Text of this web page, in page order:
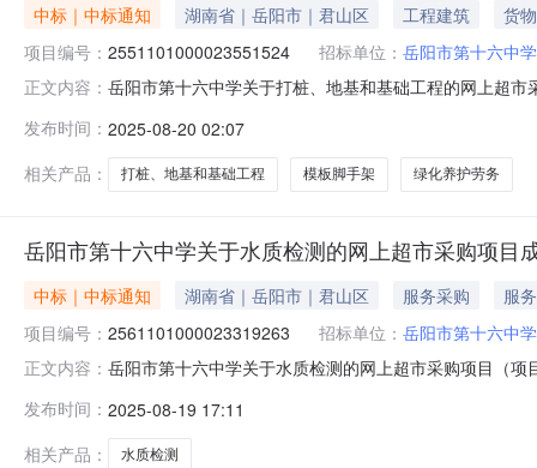
中标｜中标通知 湖南省｜岳阳市｜君山区 工程建筑
货物
项目编号： 2551101000023551524 招标单位： 岳阳市第十六中学
正文内容： 岳阳市第十六中学关于打桩、地基和基础工程的网上超
码:430611项目所在行政区划名称:湖南省岳阳市君山区
发布时间： 2025-08-20 02:07
相关产品：
打桩、地基和基础工程 模板脚手架 绿化养护劳务
岳阳市第十六中学关于水质检测的网上超市采购项目
中标｜中标通知 湖南省｜岳阳市｜君山区 服务采购
服务
项目编号： 2561101000023319263 招标单位： 岳阳市第十六中学
正文内容： 岳阳市第十六中学关于水质检测的网上超市采购项目（
称:湖南省岳阳市君山区报价起止时间:-二、采购单位信
发布时间： 2025-08-19 17:11
相关产品：
水质检测